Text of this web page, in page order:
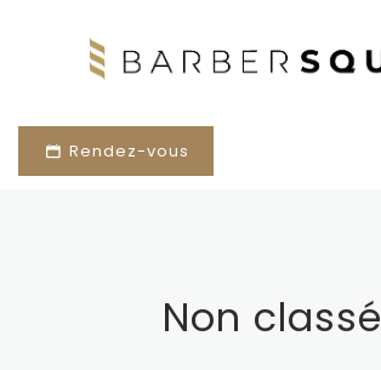
Rendez-vous
Non classé